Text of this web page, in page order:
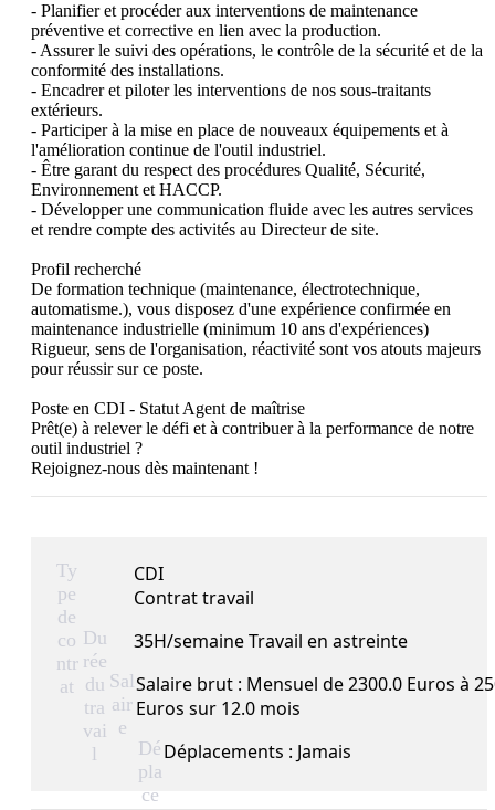
- Planifier et procéder aux interventions de maintenance
préventive et corrective en lien avec la production.
- Assurer le suivi des opérations, le contrôle de la sécurité et de la
conformité des installations.
- Encadrer et piloter les interventions de nos sous-traitants
extérieurs.
- Participer à la mise en place de nouveaux équipements et à
l'amélioration continue de l'outil industriel.
- Être garant du respect des procédures Qualité, Sécurité,
Environnement et HACCP.
- Développer une communication fluide avec les autres services
et rendre compte des activités au Directeur de site.
Profil recherché
De formation technique (maintenance, électrotechnique,
automatisme.), vous disposez d'une expérience confirmée en
maintenance industrielle (minimum 10 ans d'expériences)
Rigueur, sens de l'organisation, réactivité sont vos atouts majeurs
pour réussir sur ce poste.
Poste en CDI - Statut Agent de maîtrise
Prêt(e) à relever le défi et à contribuer à la performance de notre
outil industriel ?
Rejoignez-nous dès maintenant !
Ty
pe
de
co
ntr
at
CDI
Contrat travail
Du
rée
du
tra
vai
l
35H/semaine Travail en astreinte
Sal
air
e
Salaire brut : Mensuel de 2300.0 Euros à
Euros sur 12.0 mois
Dé
pla
ce
Déplacements : Jamais